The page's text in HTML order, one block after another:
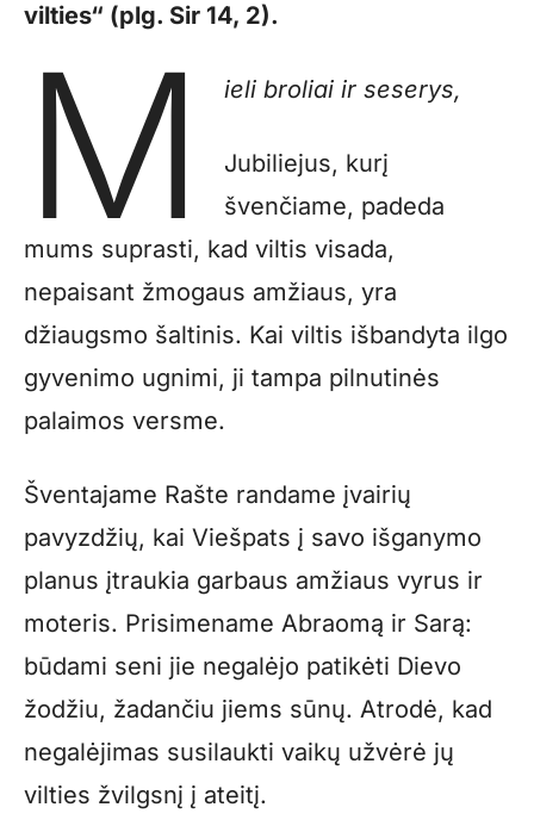
vilties“ (plg. Sir 14, 2).
M ieli broliai ir seserys,
Jubiliejus, kurį
švenčiame, padeda
mums suprasti, kad viltis visada,
nepaisant žmogaus amžiaus, yra
džiaugsmo šaltinis. Kai viltis išbandyta ilgo
gyvenimo ugnimi, ji tampa pilnutinės
palaimos versme.
Šventajame Rašte randame įvairių
pavyzdžių, kai Viešpats į savo išganymo
planus įtraukia garbaus amžiaus vyrus ir
moteris. Prisimename Abraomą ir Sarą:
būdami seni jie negalėjo patikėti Dievo
žodžiu, žadančiu jiems sūnų. Atrodė, kad
negalėjimas susilaukti vaikų užvėrė jų
vilties žvilgsnį į ateitį.